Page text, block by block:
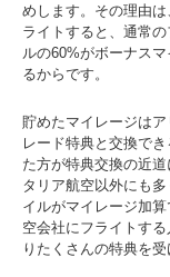
めします。その理由
ライトすると、通常
ルの60%がボーナス
るからです。
貯めたマイレージは
レード特典と交換で
た方が特典交換の近
タリア航空以外にも
イルがマイレージ加
空会社にフライトす
りたくさんの特典を